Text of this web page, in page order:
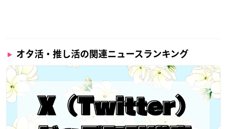
オタ活・推し活の関連ニュースランキング